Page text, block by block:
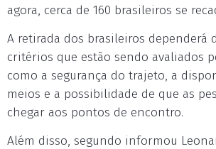
agora, cerca de 160 brasileiros se
A retirada dos brasileiros dependerá
critérios que estão sendo avaliados
como a segurança do trajeto, a
meios e a possibilidade de que as
chegar aos pontos de encontro.
Além disso, segundo informou